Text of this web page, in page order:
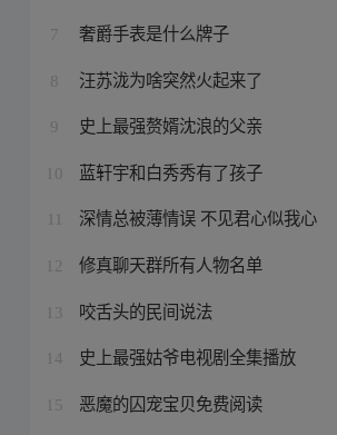
7 奢爵手表是什么牌子
8 汪苏泷为啥突然火起来了
9 史上最强赘婿沈浪的父亲
10 蓝轩宇和白秀秀有了孩子
深情总被薄情误 不见君心似我心
12 修真聊天群所有人物名单
13 咬舌头的民间说法
14 史上最强姑爷电视剧全集播放
15 恶魔的囚宠宝贝免费阅读